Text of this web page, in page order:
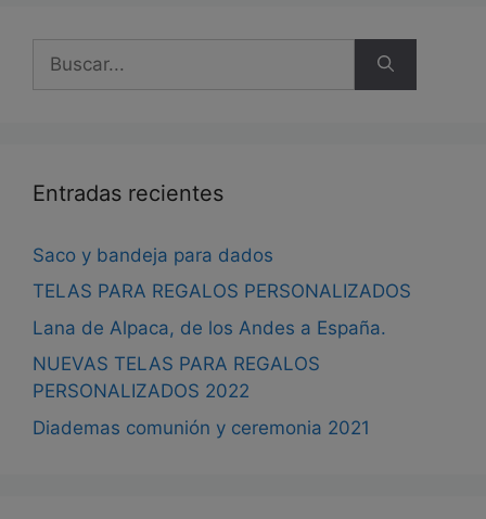
Entradas recientes
Saco y bandeja para dados
TELAS PARA REGALOS PERSONALIZADOS
Lana de Alpaca, de los Andes a España.
NUEVAS TELAS PARA REGALOS
PERSONALIZADOS 2022
Diademas comunión y ceremonia 2021